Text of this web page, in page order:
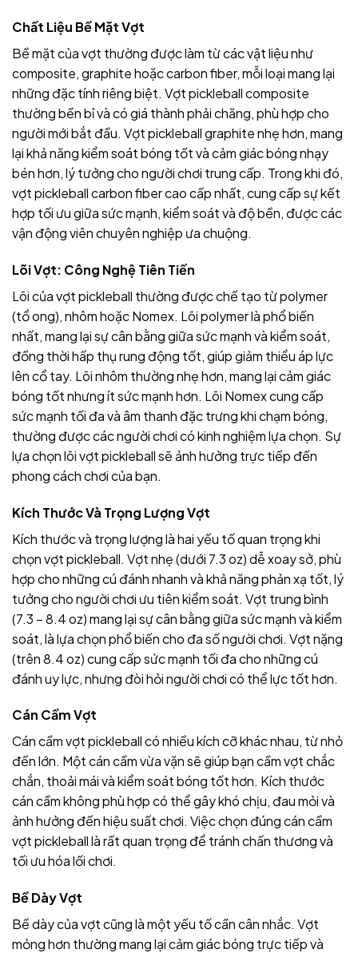
Chất Liệu Bề Mặt Vợt
Bề mặt của vợt thường được làm từ các vật liệu như
composite, graphite hoặc carbon fiber, mỗi loại mang lại
những đặc tính riêng biệt. Vợt pickleball composite
thường bền bỉ và có giá thành phải chăng, phù hợp cho
người mới bắt đầu. Vợt pickleball graphite nhẹ hơn, mang
lại khả năng kiểm soát bóng tốt và cảm giác bóng nhạy
bén hơn, lý tưởng cho người chơi trung cấp. Trong khi đó,
vợt pickleball carbon fiber cao cấp nhất, cung cấp sự kết
hợp tối ưu giữa sức mạnh, kiểm soát và độ bền, được các
vận động viên chuyên nghiệp ưa chuộng.
Lõi Vợt: Công Nghệ Tiên Tiến
Lõi của vợt pickleball thường được chế tạo từ polymer
(tổ ong), nhôm hoặc Nomex. Lõi polymer là phổ biến
nhất, mang lại sự cân bằng giữa sức mạnh và kiểm soát,
đồng thời hấp thụ rung động tốt, giúp giảm thiểu áp lực
lên cổ tay. Lõi nhôm thường nhẹ hơn, mang lại cảm giác
bóng tốt nhưng ít sức mạnh hơn. Lõi Nomex cung cấp
sức mạnh tối đa và âm thanh đặc trưng khi chạm bóng,
thường được các người chơi có kinh nghiệm lựa chọn. Sự
lựa chọn lõi vợt pickleball sẽ ảnh hưởng trực tiếp đến
phong cách chơi của bạn.
Kích Thước Và Trọng Lượng Vợt
Kích thước và trọng lượng là hai yếu tố quan trọng khi
chọn vợt pickleball. Vợt nhẹ (dưới 7.3 oz) dễ xoay sở, phù
hợp cho những cú đánh nhanh và khả năng phản xạ tốt, lý
tưởng cho người chơi ưu tiên kiểm soát. Vợt trung bình
(7.3 – 8.4 oz) mang lại sự cân bằng giữa sức mạnh và kiểm
soát, là lựa chọn phổ biến cho đa số người chơi. Vợt nặng
(trên 8.4 oz) cung cấp sức mạnh tối đa cho những cú
đánh uy lực, nhưng đòi hỏi người chơi có thể lực tốt hơn.
Cán Cầm Vợt
Cán cầm vợt pickleball có nhiều kích cỡ khác nhau, từ nhỏ
đến lớn. Một cán cầm vừa vặn sẽ giúp bạn cầm vợt chắc
chắn, thoải mái và kiểm soát bóng tốt hơn. Kích thước
cán cầm không phù hợp có thể gây khó chịu, đau mỏi và
ảnh hưởng đến hiệu suất chơi. Việc chọn đúng cán cầm
vợt pickleball là rất quan trọng để tránh chấn thương và
tối ưu hóa lối chơi.
Bề Dày Vợt
Bề dày của vợt cũng là một yếu tố cần cân nhắc. Vợt
mỏng hơn thường mang lại cảm giác bóng trực tiếp và